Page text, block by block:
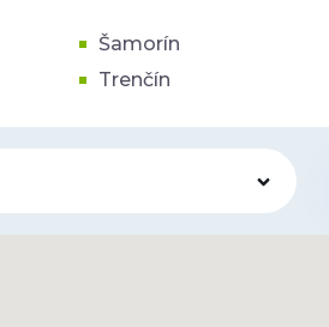
Šamorín
Trenčín